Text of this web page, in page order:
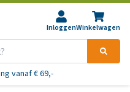
InloggenWinkelwagen
vanaf € 69,-